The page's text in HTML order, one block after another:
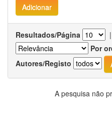
Resultados/Página |
Por
Autores/Registo
A pesquisa não